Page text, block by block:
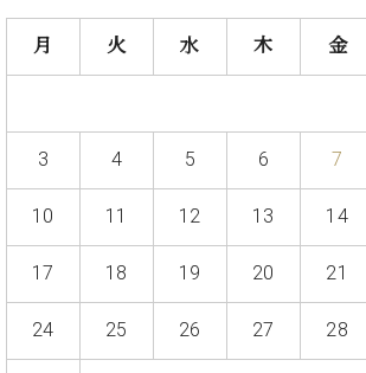
ト
ア
ベ
ヒ
シ
ュ
コ
シ
月 火 水 木 金
3 4 5 6 7
10 11 12 13 14
17 18 19 20 21
24 25 26 27 28